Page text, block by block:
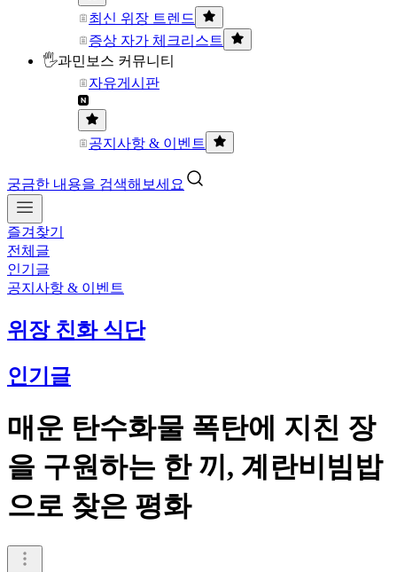
최신 위장 트렌드
증상 자가 체크리스트
🖐과민보스 커뮤니티
자유게시판
공지사항 & 이벤트
궁금한 내용을 검색해보세요
즐겨찾기
전체글
인기글
공지사항 & 이벤트
위장 친화 식단
인기글
매운 탄수화물 폭탄에 지친 장
을 구원하는 한 끼, 계란비빔밥
으로 찾은 평화